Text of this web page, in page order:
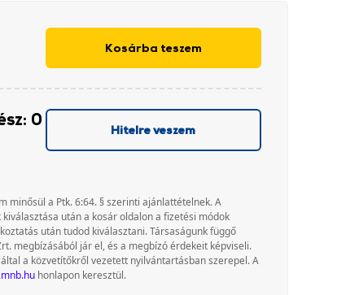
Kosárba teszem
0
Hitelre veszem
minősül a Ptk. 6:64. § szerinti ajánlattételnek. A
után a kosár oldalon a fizetési módok
után tudod kiválasztani. Társaságunk függő
megbízásából jár el, és a megbízó érdekeit képviseli.
a közvetítőkről vezetett nyilvántartásban szerepel. A
honlapon keresztül.